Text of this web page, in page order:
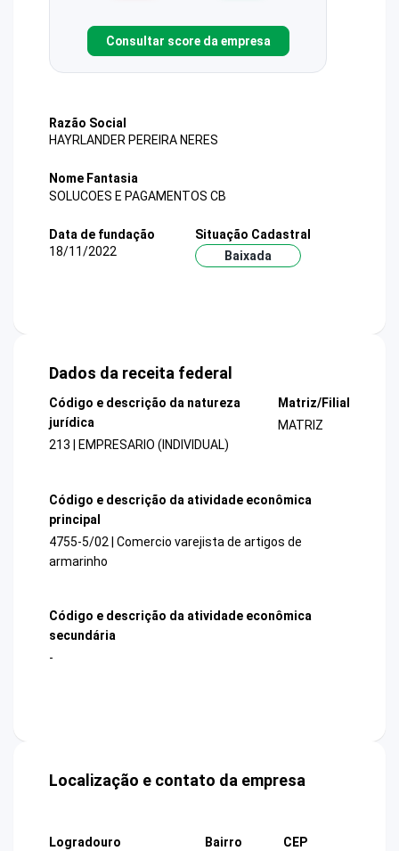
Consultar score da empresa
Razão Social
HAYRLANDER PEREIRA NERES
Nome Fantasia
SOLUCOES E PAGAMENTOS CB
Data de fundação
18/11/2022
Situação Cadastral
Baixada
Dados da receita federal
Código e descrição da natureza
jurídica
213 | EMPRESARIO (INDIVIDUAL)
Matriz/Filial
MATRIZ
Código e descrição da atividade econômica
principal
4755-5/02 | Comercio varejista de artigos de
armarinho
Código e descrição da atividade econômica
secundária
-
Localização e contato da empresa
Logradouro
Bairro
CEP